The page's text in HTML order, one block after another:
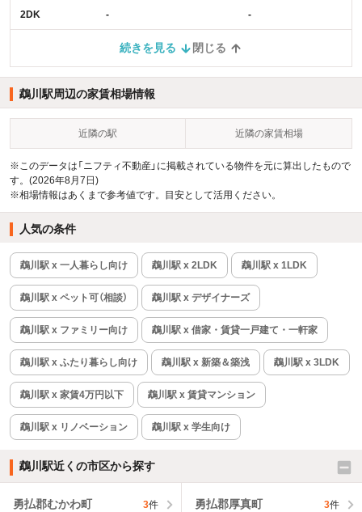
2DK - -
続きを見る 閉じる
鵡川駅周辺の家賃相場情報
近隣の駅 近隣の家賃相場
※このデータは「ニフティ不動産」に掲載されている物件を元に算出したもので
す。(2026年8月7日)
※相場情報はあくまで参考値です。目安として活用ください。
人気の条件
鵡川駅 x 一人暮らし向け 鵡川駅 x 2LDK 鵡川駅 x 1LDK
鵡川駅 x ペット可（相談） 鵡川駅 x デザイナーズ
鵡川駅 x ファミリー向け 鵡川駅 x 借家・賃貸一戸建て・一軒家
鵡川駅 x ふたり暮らし向け 鵡川駅 x 新築＆築浅 鵡川駅 x 3LDK
鵡川駅 x 家賃4万円以下 鵡川駅 x 賃貸マンション
鵡川駅 x リノベーション 鵡川駅 x 学生向け
鵡川駅近くの市区から探す
勇払郡むかわ町 3件 勇払郡厚真町 3件